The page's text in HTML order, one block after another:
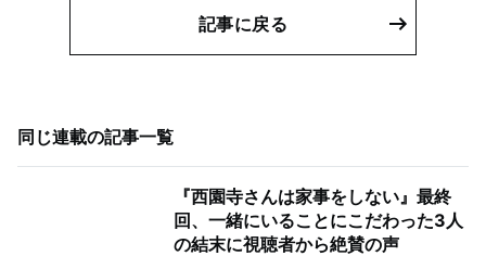
記事に戻る
同じ連載の記事一覧
『西園寺さんは家事をしない』最終
回、一緒にいることにこだわった3人
の結末に視聴者から絶賛の声